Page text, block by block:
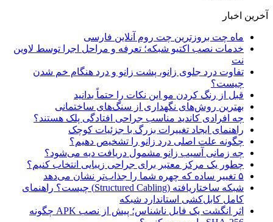
آخرین اخبار
ماه چت بروزترین چت روم آنلاین فارسی
خدمات نصب اکتیو شبکه؛ تعرفه و مراحل اجرا توسط لاوین
نت
تفاوت درد جلوی زانو، پشت زانو و درد هنگام خم شدن
چیست؟
قبل از رنگ کردن مو این نکات را حتماً بدانید
بهترین روش‌های نگهداری از سنگ‌های ساختمانی
چه افرادی کاندید مناسب جراحی افتادگی پلک هستند؟
راهنمای ایجاد تغییرات بزرگ با جزئیات کوچک
چگونه علت اصلی درد زانو را تشخیص دهیم؟
چه زمانی آسیب زانو مشمول دریافت دیه می‌شود؟
چطور یک مرکز معتبر برای جراحی زیبایی انتخاب کنیم؟
۵ تغییر ساده که چهره شما را جذاب‌تر نشان می‌دهد
شبکه ساختاریافته (Structured Cabling) چیست؟ راهنمای
کامل کابل‌کشی استاندارد شبکه
اثر انگشت یک فایل ناشناس؛ پیش از نصب APK چگونه